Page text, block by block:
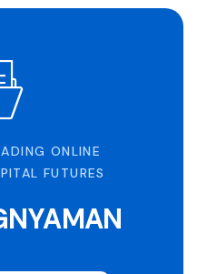
ONLINE
FUTURES